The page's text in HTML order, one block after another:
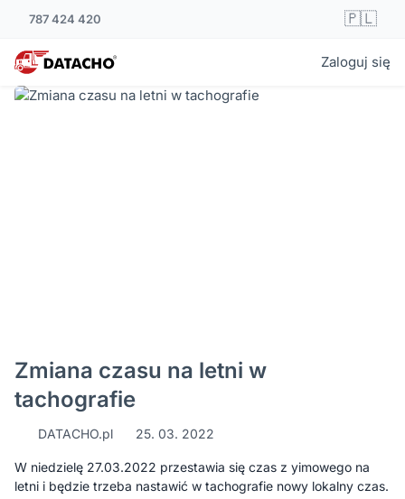
787 424 420 🇵🇱
Zaloguj się
Zmiana czasu na letni w
tachografie
DATACHO.pl 25. 03. 2022
W niedzielę 27.03.2022 przestawia się czas z yimowego na
letni i będzie trzeba nastawić w tachografie nowy lokalny czas.